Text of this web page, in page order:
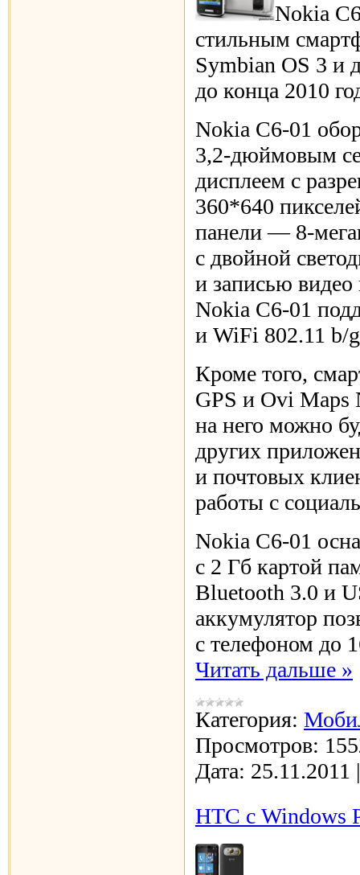
Nokia
стильным
Symbian OS 3 и
до конца 2010
Nokia С6-01
3,2-дюймовым
дисплеем с
360*640
панели — 8-
с двойной
и записью
Nokia С6-01
и WiFi 802.11 b/
Кроме того,
GPS и Ovi Maps
на него можно
других
и почтовых
работы с
Nokia С6-01
с 2 Гб картой
Bluetooth 3.0 и
аккумулятор
с телефоном до
Читать дальше »
Категория:
Просмотров:
Дата: 25.11.2011
HTC с Windows